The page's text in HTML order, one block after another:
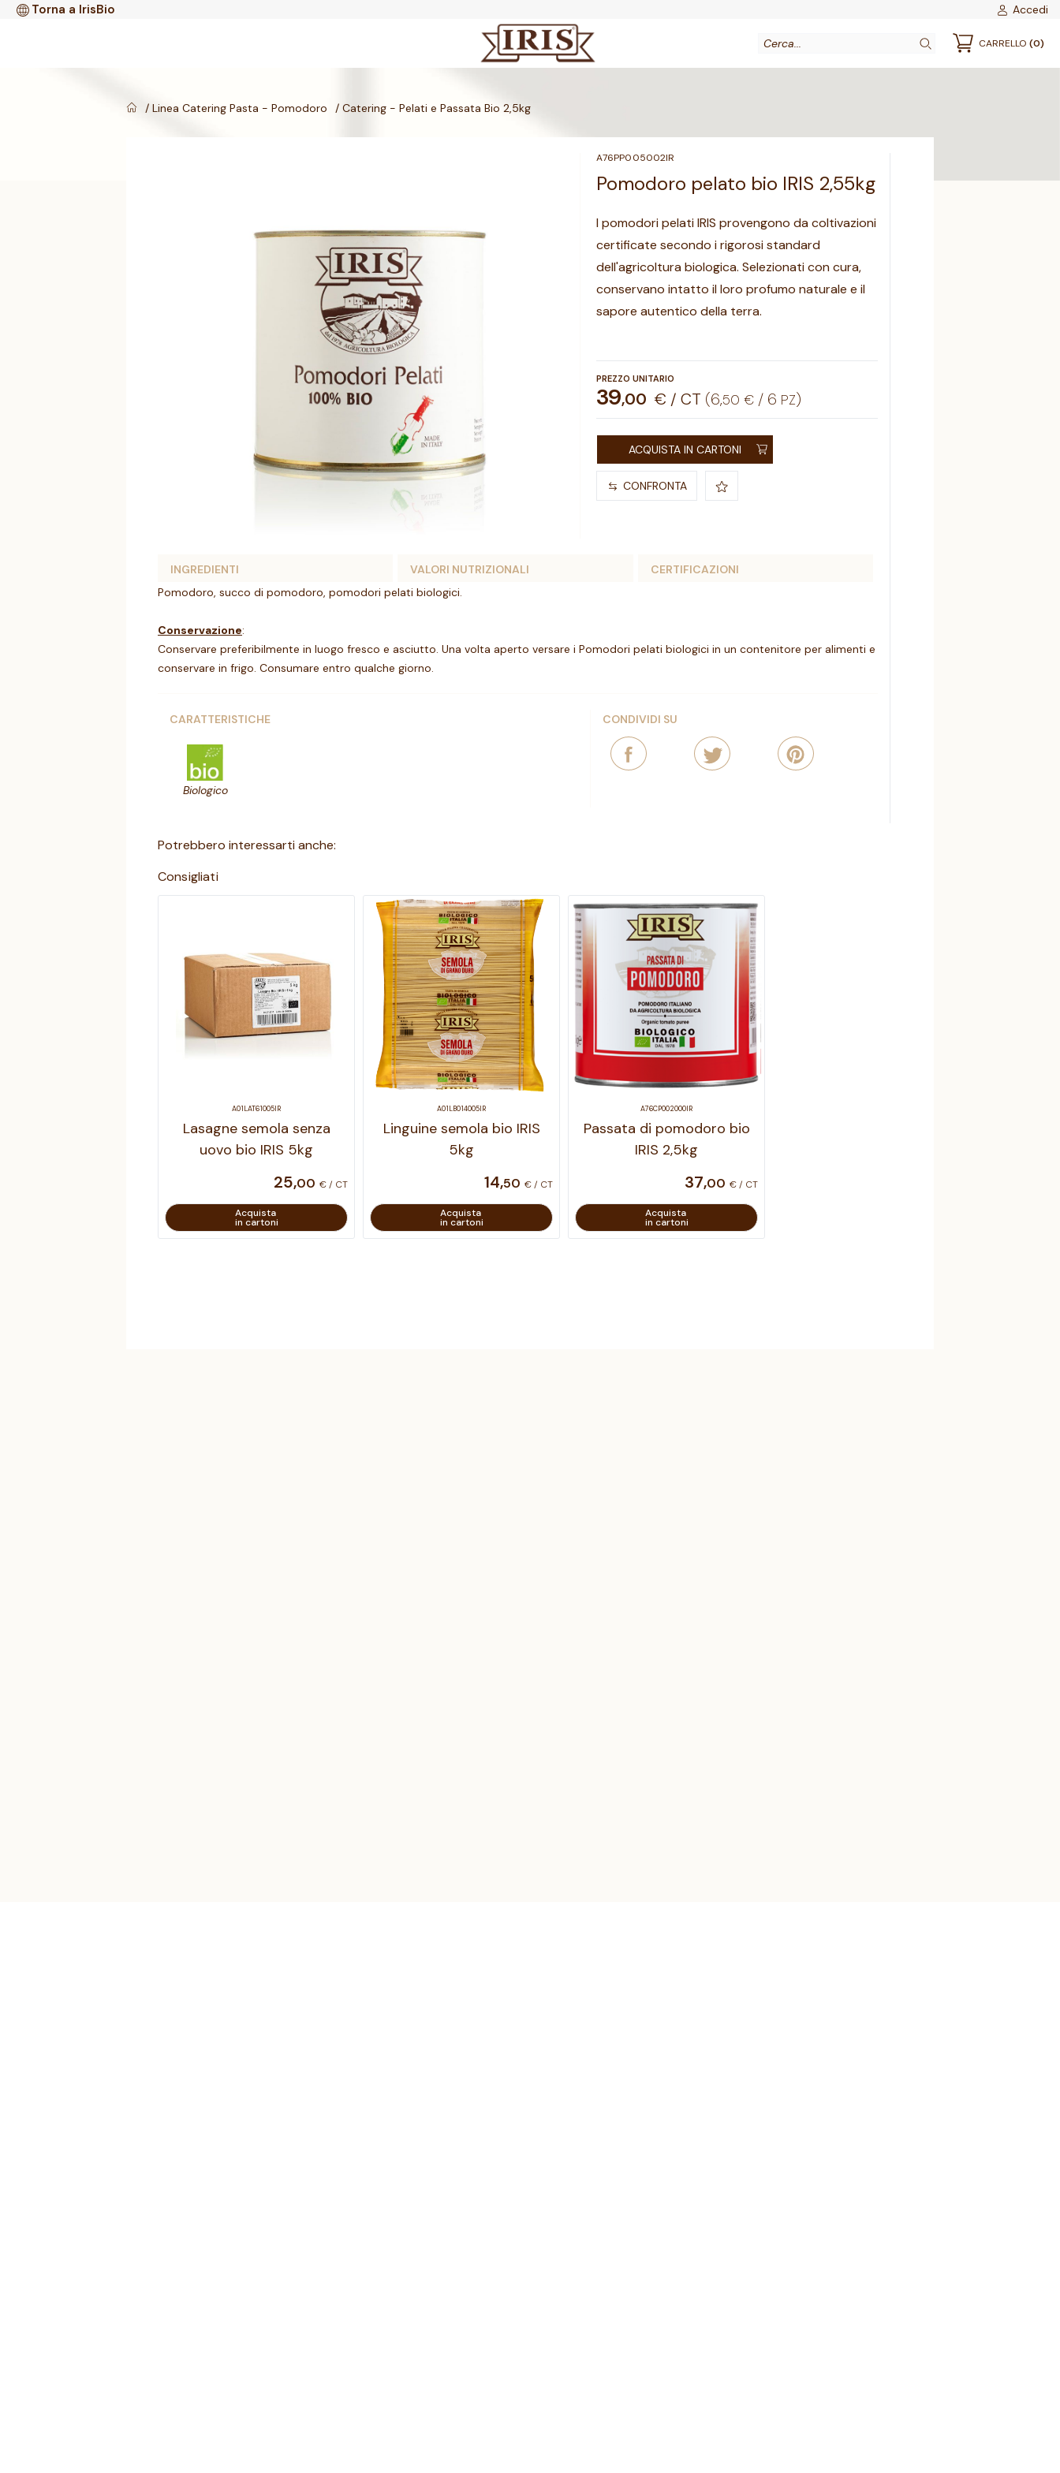
Torna a IrisBio Accedi
CARRELLO (0)
Linea Catering Pasta - Pomodoro Catering - Pelati e Passata Bio 2,5kg
A76PP005002IR
Pomodoro pelato bio IRIS 2,55kg
I pomodori pelati IRIS provengono da coltivazioni
certificate secondo i rigorosi standard
dell'agricoltura biologica. Selezionati con cura,
conservano intatto il loro profumo naturale e il
sapore autentico della terra.
PREZZO UNITARIO
39,00 € / CT (6,50 €/ 6 PZ)
ACQUISTA IN CARTONI
CONFRONTA
INGREDIENTI VALORI NUTRIZIONALI
CERTIFICAZIONI
Pomodoro, succo di pomodoro, pomodori pelati biologici.
Conservazione:
Conservare preferibilmente in luogo fresco e asciutto. Una volta aperto versare i Pomodori pelati biologici in un contenitore per alimenti e
conservare in frigo. Consumare entro qualche giorno.
CARATTERISTICHE
Biologico
CONDIVIDI SU
Potrebbero interessarti anche:
Consigliati
A01LAT61005IR
Lasagne semola senza
uovo bio IRIS 5kg
25,00 € / CT
Acquista
in cartoni
A01LB014005IR
Linguine semola bio IRIS
5kg
14,50 € / CT
Acquista
in cartoni
A76CP002000IR
Passata di pomodoro bio
IRIS 2,5kg
37,00 € / CT
Acquista
in cartoni